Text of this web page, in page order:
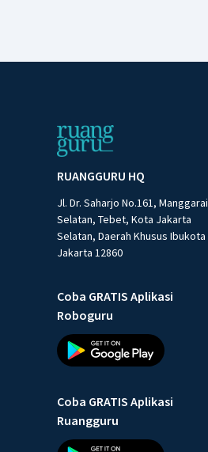
RUANGGURU HQ
Jl. Dr. Saharjo No.161, Manggarai
Selatan, Tebet, Kota Jakarta
Selatan, Daerah Khusus Ibukota
Jakarta 12860
Coba GRATIS Aplikasi
Roboguru
Coba GRATIS Aplikasi
Ruangguru